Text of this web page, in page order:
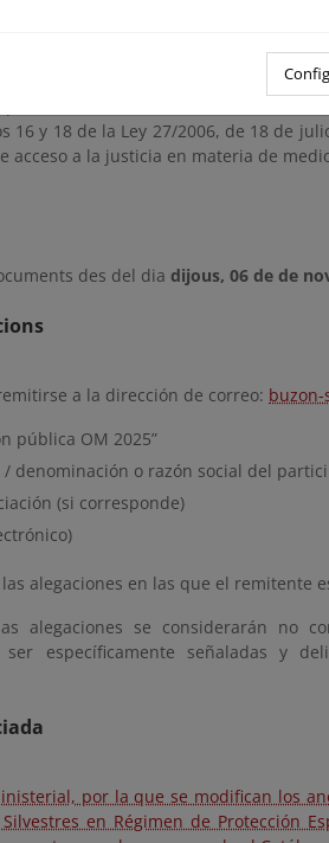
139/2011, de 4 de febrero, para
mismo modo, se actualiza el anexo
pública este borrador de Orden
16 y 18 de la Ley 27/2006, de 18 de
acceso a la justicia en materia de
des del dia dijous, 06 de de
a la dirección de correo: buzon-
pública OM 2025”
denominación o razón social del
(si corresponde)
alegaciones en las que el remitente
alegaciones se considerarán no
ser específicamente señaladas y
por la que se modifican los
en Régimen de Protección